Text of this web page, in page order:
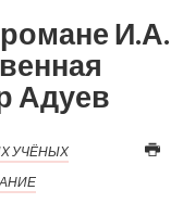
И.А.
Адуев
УЧЁНЫХ